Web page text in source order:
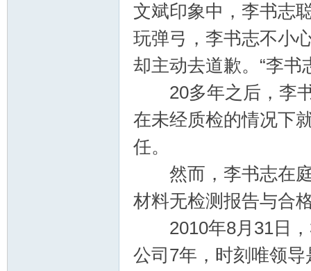
文斌印象中，李书志
玩弹弓，李书志不小
却主动去道歉。“李书
20多年之后，李书
在未经质检的情况下
任。
然而，李书志在庭
材料无检测报告与合
2010年8月31日，
公司7年，时刻唯领